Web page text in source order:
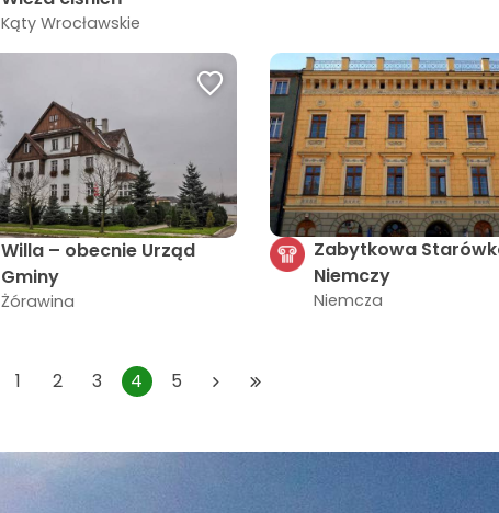
Kąty Wrocławskie
Willa – obecnie Urząd
Gminy
Żórawina
Zabytkowa
Niemczy
Niemcza
1 2 3 4 5